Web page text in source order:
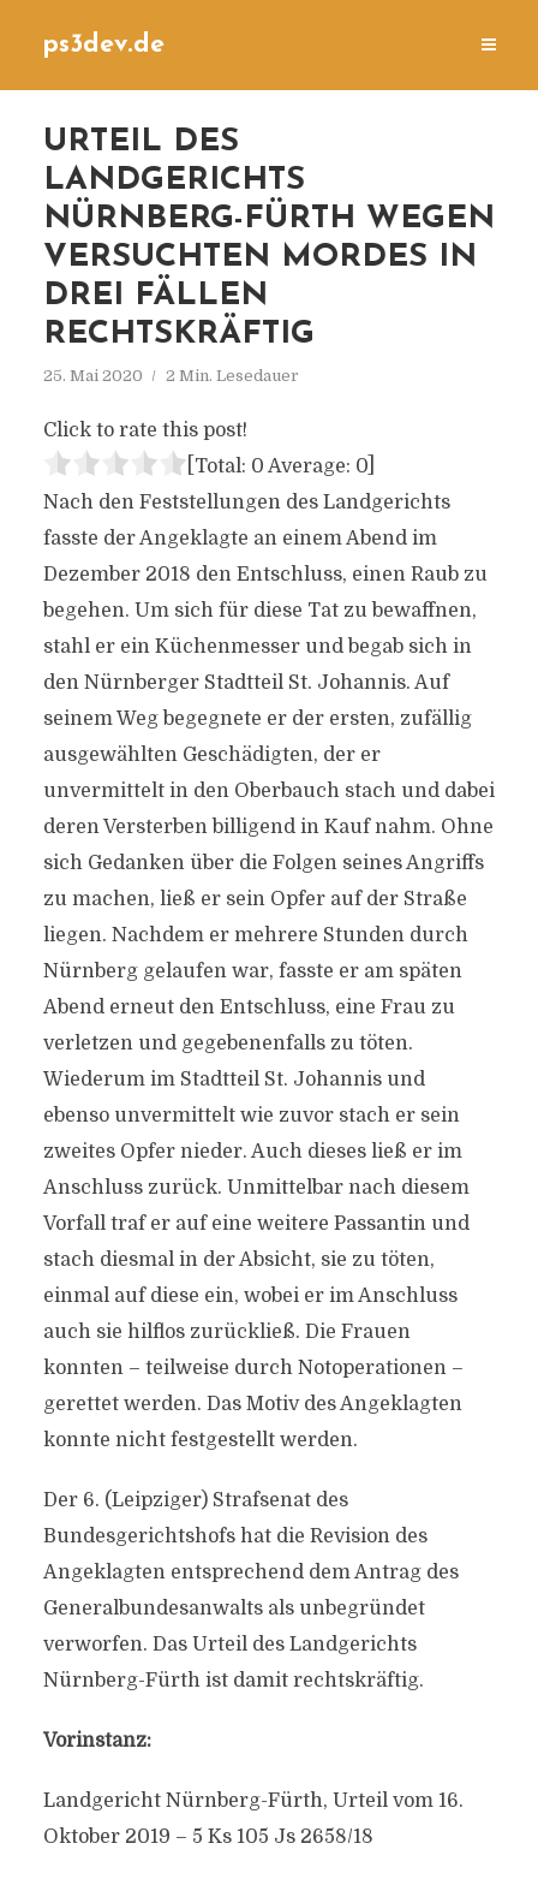
ps3dev.de
URTEIL DES
LANDGERICHTS
NÜRNBERG-FÜRTH WEGEN
VERSUCHTEN MORDES IN
DREI FÄLLEN
RECHTSKRÄFTIG
25. Mai 2020 2 Min. Lesedauer
Click to rate this post!
[Total: 0 Average: 0]
Nach den Feststellungen des Landgerichts
fasste der Angeklagte an einem Abend im
Dezember 2018 den Entschluss, einen Raub zu
begehen. Um sich für diese Tat zu bewaffnen,
stahl er ein Küchenmesser und begab sich in
den Nürnberger Stadtteil St. Johannis. Auf
seinem Weg begegnete er der ersten, zufällig
ausgewählten Geschädigten, der er
unvermittelt in den Oberbauch stach und dabei
deren Versterben billigend in Kauf nahm. Ohne
sich Gedanken über die Folgen seines Angriffs
zu machen, ließ er sein Opfer auf der Straße
liegen. Nachdem er mehrere Stunden durch
Nürnberg gelaufen war, fasste er am späten
Abend erneut den Entschluss, eine Frau zu
verletzen und gegebenenfalls zu töten.
Wiederum im Stadtteil St. Johannis und
ebenso unvermittelt wie zuvor stach er sein
zweites Opfer nieder. Auch dieses ließ er im
Anschluss zurück. Unmittelbar nach diesem
Vorfall traf er auf eine weitere Passantin und
stach diesmal in der Absicht, sie zu töten,
einmal auf diese ein, wobei er im Anschluss
auch sie hilflos zurückließ. Die Frauen
konnten – teilweise durch Notoperationen –
gerettet werden. Das Motiv des Angeklagten
konnte nicht festgestellt werden.
Der 6. (Leipziger) Strafsenat des
Bundesgerichtshofs hat die Revision des
Angeklagten entsprechend dem Antrag des
Generalbundesanwalts als unbegründet
verworfen. Das Urteil des Landgerichts
Nürnberg-Fürth ist damit rechtskräftig.
Vorinstanz:
Landgericht Nürnberg-Fürth, Urteil vom 16.
Oktober 2019 – 5 Ks 105 Js 2658/18